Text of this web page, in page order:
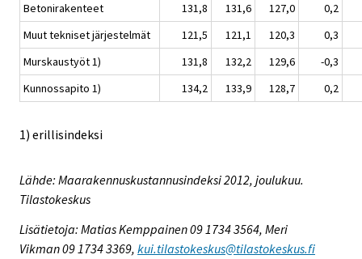
Betonirakenteet
131,8 131,6 127,0
0,2
Muut tekniset järjestelmät
121,5 121,1 120,3
0,3
Murskaustyöt 1)
131,8 132,2 129,6
-0,3
Kunnossapito 1)
134,2 133,9 128,7 0,2
1) erillisindeksi
Lähde: Maarakennuskustannusindeksi 2012, joulukuu.
Tilastokeskus
Lisätietoja: Matias Kemppainen 09 1734 3564, Meri
Vikman 09 1734 3369, kui.tilastokeskus@tilastokeskus.fi